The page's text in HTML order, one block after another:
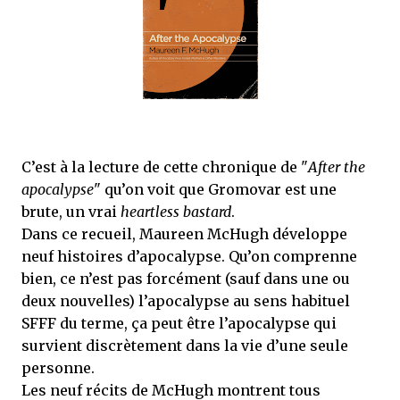
mettre sous tous les yeux. C'est cela...
C’est à la lecture de cette chronique de "After the
apocalypse" qu’on voit que Gromovar est une
brute, un vrai heartless bastard.
Dans ce recueil, Maureen McHugh développe
neuf histoires d’apocalypse. Qu’on comprenne
bien, ce n’est pas forcément (sauf dans une ou
deux nouvelles) l’apocalypse au sens habituel
SFFF du terme, ça peut être l’apocalypse qui
survient discrètement dans la vie d’une seule
personne.
Les neuf récits de McHugh montrent tous